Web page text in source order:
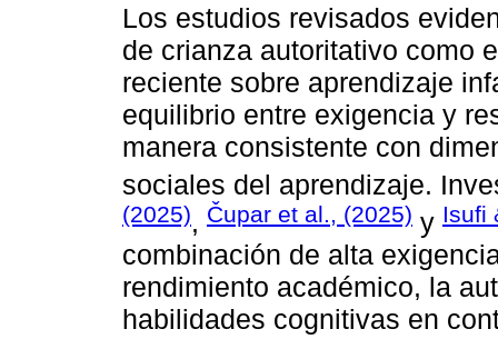
Los estudios revisados
de crianza autoritativo como
reciente sobre aprendizaje
equilibrio entre exigencia y
manera consistente con
sociales del aprendizaje.
(2025), Čupar et al., (2025) y Isufi
combinación de alta
rendimiento académico, la
habilidades cognitivas en